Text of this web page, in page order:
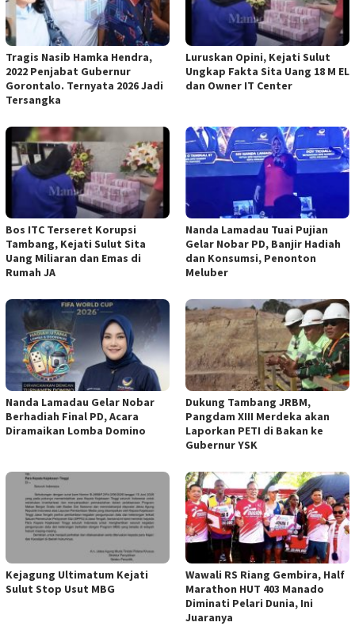
Tragis Nasib Hamka Hendra,
2022 Penjabat Gubernur
Gorontalo. Ternyata 2026 Jadi
Tersangka
Luruskan Opini, Kejati Sulut
Ungkap Fakta Sita Uang 18 M EL
dan Owner IT Center
Bos ITC Terseret Korupsi
Tambang, Kejati Sulut Sita
Uang Miliaran dan Emas di
Rumah JA
Nanda Lamadau Tuai Pujian
Gelar Nobar PD, Banjir Hadiah
dan Konsumsi, Penonton
Meluber
Nanda Lamadau Gelar Nobar
Berhadiah Final PD, Acara
Diramaikan Lomba Domino
Dukung Tambang JRBM,
Pangdam XIII Merdeka akan
Laporkan PETI di Bakan ke
Gubernur YSK
Kejagung Ultimatum Kejati
Sulut Stop Usut MBG
Wawali RS Riang Gembira, Half
Marathon HUT 403 Manado
Diminati Pelari Dunia, Ini
Juaranya